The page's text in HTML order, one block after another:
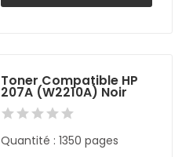
Toner Compatible HP
207A (W2210A) Noir
Quantité : 1350 pages